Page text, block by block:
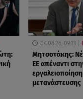
04.08.26, 09:13
Μητσοτάκης:
ΕΕ απέναντι
μετανάστευσης